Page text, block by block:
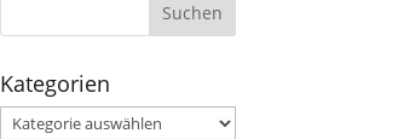
Kategorien
Kategorien